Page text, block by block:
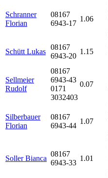
Schranner
Florian
08167
6943-17
1.06
Schütt Lukas
08167
6943-20
1.15
Sellmeier
Rudolf
08167
6943-43
0171
3032403
0.07
Silberbauer
Florian
08167
6943-44
1.07
Soller Bianca
08167
6943-33
1.01